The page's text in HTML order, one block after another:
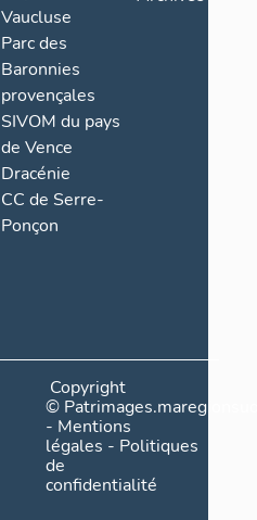
Vaucluse
Parc des
Baronnies
provençales
SIVOM du pays
de Vence
Dracénie
CC de Serre-
Ponçon
Copyright
©
- Mentions
légales - Politiques
de
confidentialité